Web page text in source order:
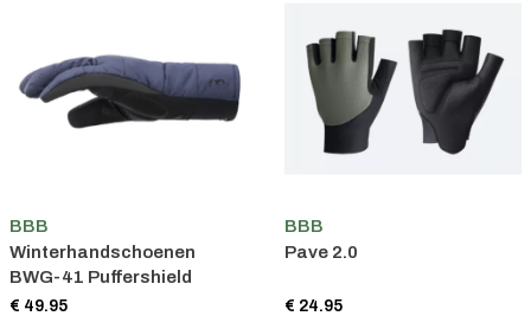
BBB
Winterhandschoenen
BWG-41 Puffershield
€ 49.95
BBB
Pave 2.0
€ 24.95